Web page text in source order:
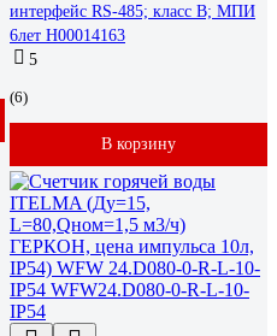
интерфейс RS-485; класс В; МПИ
6лет Н00014163
5
(6)
В корзину